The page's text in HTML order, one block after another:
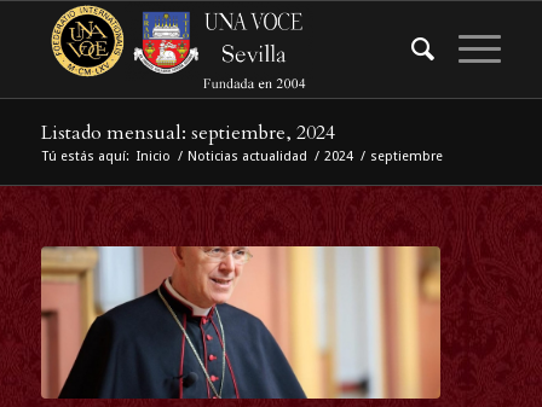
Listado mensual: septiembre, 2024
Tú estás aquí: Inicio / Noticias actualidad / 2024 / septiembre